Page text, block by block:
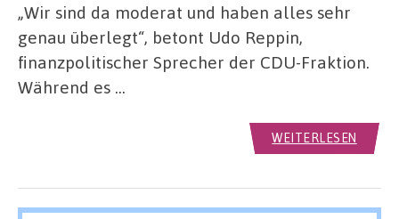
„Wir sind da moderat und haben alles sehr
genau überlegt“, betont Udo Reppin,
finanzpolitischer Sprecher der CDU-Fraktion.
Während es …
WEITERLESEN